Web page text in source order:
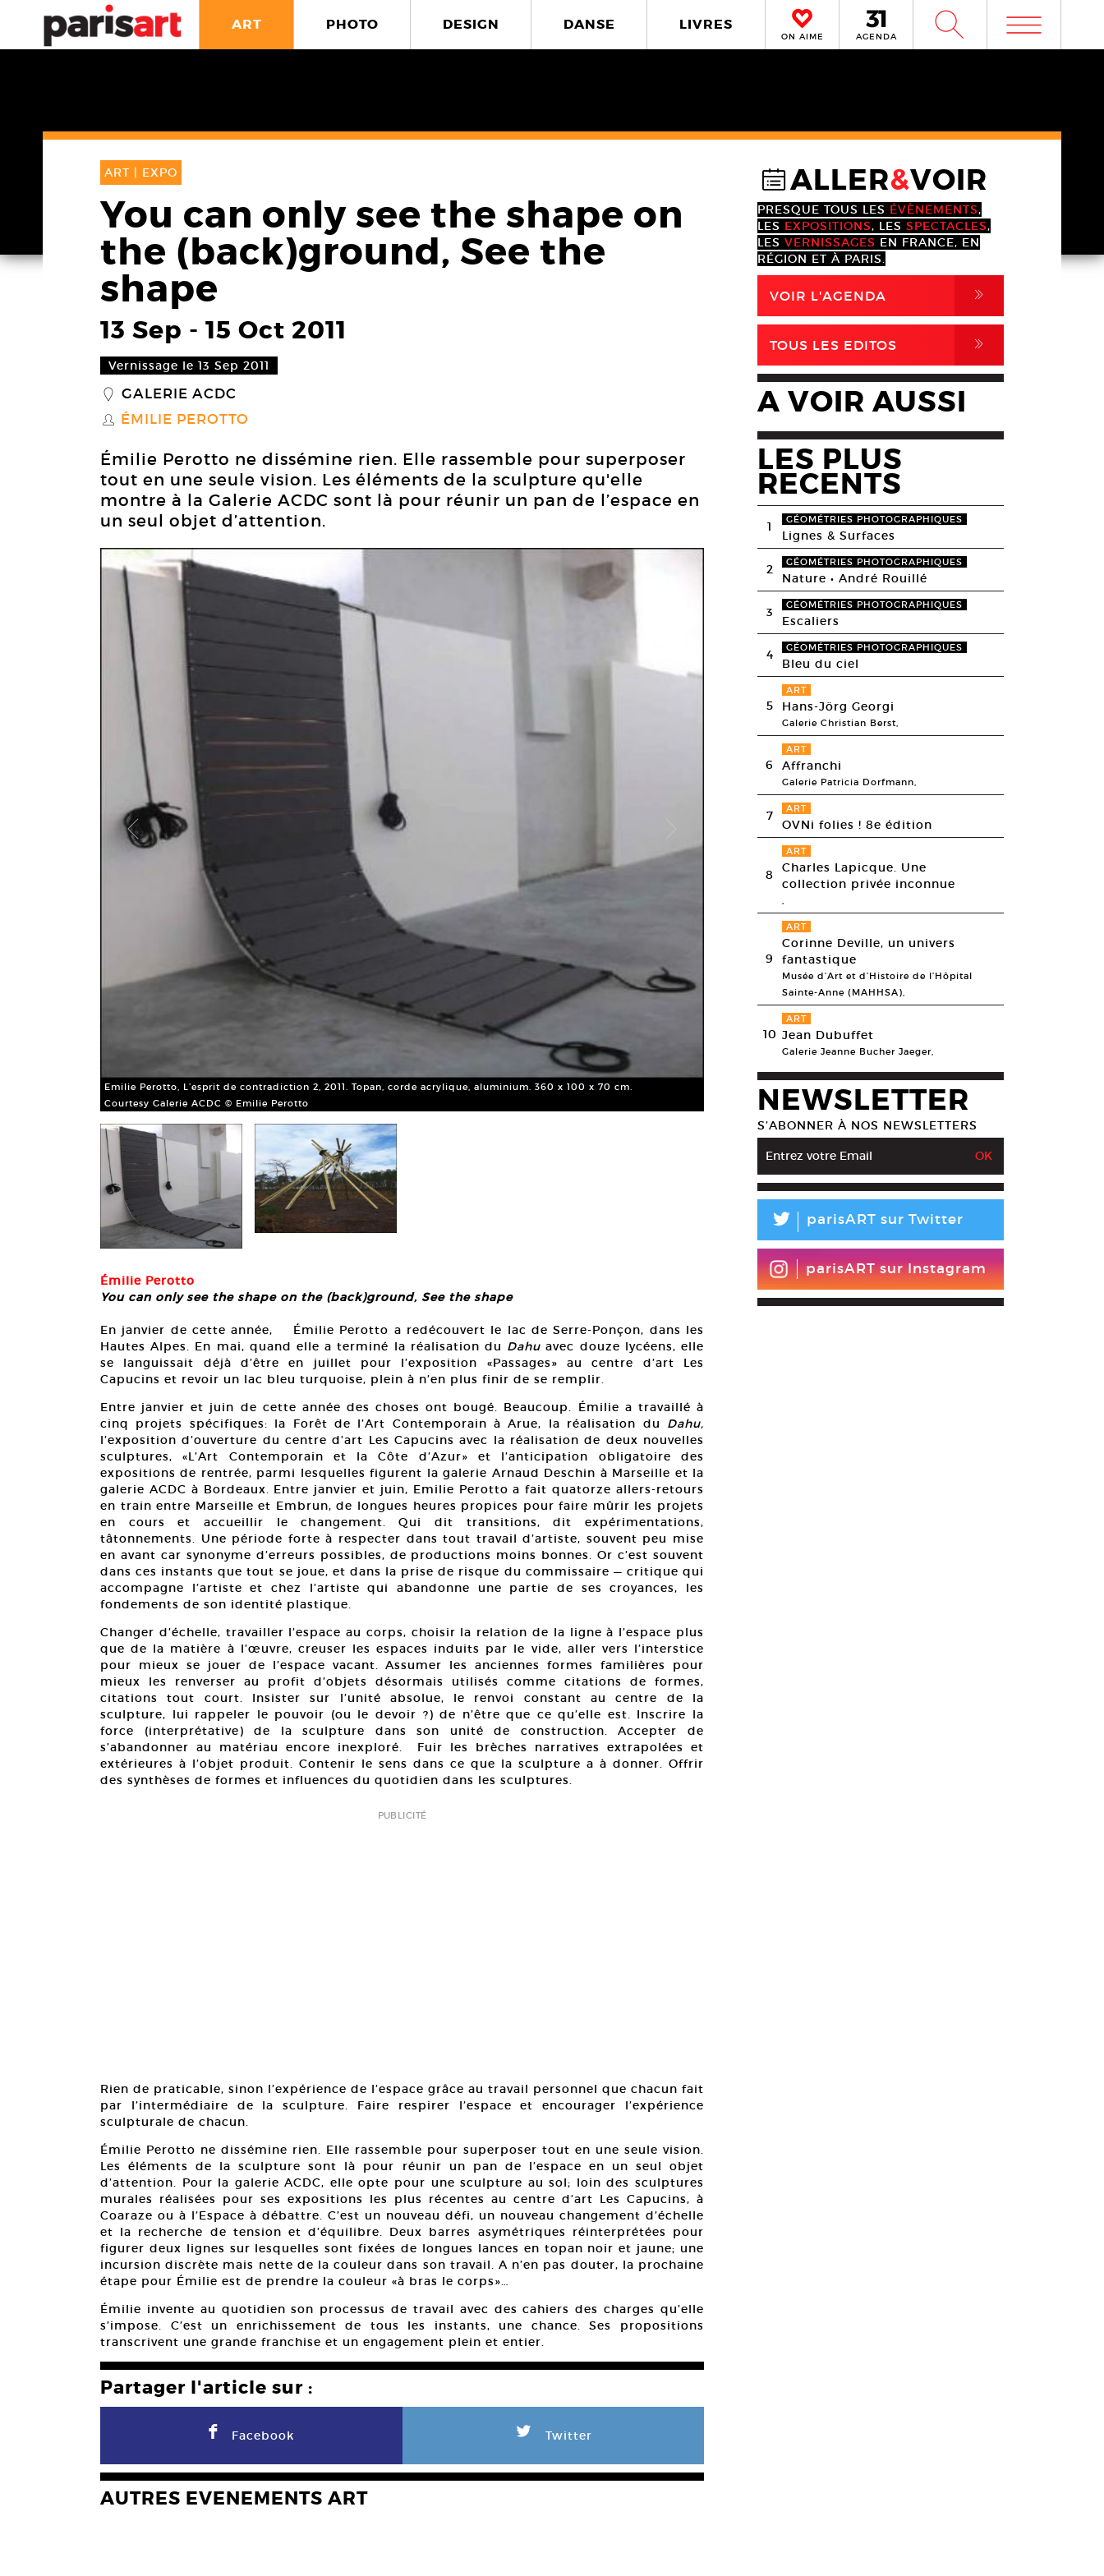
ART PHOTO DESIGN DANSE LIVRES
ON AIME AGENDA W m
ART | EXPO
You can only see the shape on
the (back)ground, See the
shape
13 Sep - 15 Oct 2011
Vernissage le 13 Sep 2011
_ GALERIE ACDC
S ÉMILIE PEROTTO
Émilie Perotto ne dissémine rien. Elle rassemble pour superposer
tout en une seule vision. Les éléments de la sculpture qu'elle
montre à la Galerie ACDC sont là pour réunir un pan de l’espace en
un seul objet d’attention.
Emilie Perotto, L’esprit de contradiction 2, 2011. Topan, corde acrylique, aluminium. 360 x 100 x 70 cm.
Courtesy Galerie ACDC © Emilie Perotto
Emilie Perotto, Coeur chaud bois d’Aquitaine, 2011. Bois et métal. 1000 x
Courtesy Galerie ACDC © Emilie Perotto
Émilie Perotto
You can only see the shape on the (back)ground, See the shape
En janvier de cette année, Émilie Perotto a redécouvert le lac de Serre-Ponçon, dans les
Hautes Alpes. En mai, quand elle a terminé la réalisation du Dahu avec douze lycéens, elle
se languissait déjà d’être en juillet pour l’exposition «Passages» au centre d’art Les
Capucins et revoir un lac bleu turquoise, plein à n’en plus finir de se remplir.
Entre janvier et juin de cette année des choses ont bougé. Beaucoup. Émilie a travaillé à
cinq projets spécifiques: la Forêt de l’Art Contemporain à Arue, la réalisation du Dahu,
l’exposition d’ouverture du centre d’art Les Capucins avec la réalisation de deux nouvelles
sculptures, «L’Art Contemporain et la Côte d’Azur» et l’anticipation obligatoire des
expositions de rentrée, parmi lesquelles figurent la galerie Arnaud Deschin à Marseille et la
galerie ACDC à Bordeaux. Entre janvier et juin, Emilie Perotto a fait quatorze allers-retours
en train entre Marseille et Embrun, de longues heures propices pour faire mûrir les projets
en cours et accueillir le changement. Qui dit transitions, dit expérimentations,
tâtonnements. Une période forte à respecter dans tout travail d’artiste, souvent peu mise
en avant car synonyme d’erreurs possibles, de productions moins bonnes. Or c’est souvent
dans ces instants que tout se joue, et dans la prise de risque du commissaire — critique qui
accompagne l’artiste et chez l’artiste qui abandonne une partie de ses croyances, les
fondements de son identité plastique.
Changer d’échelle, travailler l’espace au corps, choisir la relation de la ligne à l’espace plus
que de la matière à l’œuvre, creuser les espaces induits par le vide, aller vers l’interstice
pour mieux se jouer de l’espace vacant. Assumer les anciennes formes familières pour
mieux les renverser au profit d’objets désormais utilisés comme citations de formes,
citations tout court. Insister sur l’unité absolue, le renvoi constant au centre de la
sculpture, lui rappeler le pouvoir (ou le devoir ?) de n’être que ce qu’elle est. Inscrire la
force (interprétative) de la sculpture dans son unité de construction. Accepter de
s’abandonner au matériau encore inexploré. Fuir les brèches narratives extrapolées et
extérieures à l’objet produit. Contenir le sens dans ce que la sculpture a à donner. Offrir
des synthèses de formes et influences du quotidien dans les sculptures.
PUBLICITÉ
Rien de praticable, sinon l’expérience de l’espace grâce au travail personnel que chacun fait
par l’intermédiaire de la sculpture. Faire respirer l’espace et encourager l’expérience
sculpturale de chacun.
Émilie Perotto ne dissémine rien. Elle rassemble pour superposer tout en une seule vision.
Les éléments de la sculpture sont là pour réunir un pan de l’espace en un seul objet
d’attention. Pour la galerie ACDC, elle opte pour une sculpture au sol; loin des sculptures
murales réalisées pour ses expositions les plus récentes au centre d’art Les Capucins, à
Coaraze ou à l’Espace à débattre. C’est un nouveau défi, un nouveau changement d’échelle
et la recherche de tension et d’équilibre. Deux barres asymétriques réinterprétées pour
figurer deux lignes sur lesquelles sont fixées de longues lances en topan noir et jaune; une
incursion discrète mais nette de la couleur dans son travail. A n’en pas douter, la prochaine
étape pour Émilie est de prendre la couleur «à bras le corps»…
Émilie invente au quotidien son processus de travail avec des cahiers des charges qu’elle
s’impose. C’est un enrichissement de tous les instants, une chance. Ses propositions
transcrivent une grande franchise et un engagement plein et entier.
Partager l'article sur :
F Facebook L Twitter
AUTRES EVENEMENTS ART
@ALLER&VOIR
PRESQUE TOUS LES ÉVÈNEMENTS,
LES EXPOSITIONS, LES SPECTACLES,
LES VERNISSAGES EN FRANCE, EN
RÉGION ET À PARIS.
VOIR L'AGENDA ,
TOUS LES EDITOS ,
A VOIR AUSSI
LES PLUS
RECENTS
1 GÉOMÉTRIES PHOTOGRAPHIQUES
Lignes & Surfaces
2 GÉOMÉTRIES PHOTOGRAPHIQUES
Nature • André Rouillé
3 GÉOMÉTRIES PHOTOGRAPHIQUES
Escaliers
4 GÉOMÉTRIES PHOTOGRAPHIQUES
Bleu du ciel
5
ART
Hans-Jörg Georgi
Galerie Christian Berst,
6
ART
Affranchi
Galerie Patricia Dorfmann,
7 ART
OVNi folies ! 8e édition
8
ART
Charles Lapicque. Une
collection privée inconnue
,
9
ART
Corinne Deville, un univers
fantastique
Musée d’Art et d’Histoire de l’Hôpital
Sainte-Anne (MAHHSA),
10
ART
Jean Dubuffet
Galerie Jeanne Bucher Jaeger,
NEWSLETTER
S’ABONNER À NOS NEWSLETTERS
L parisART sur Twitter
parisART sur Instagram